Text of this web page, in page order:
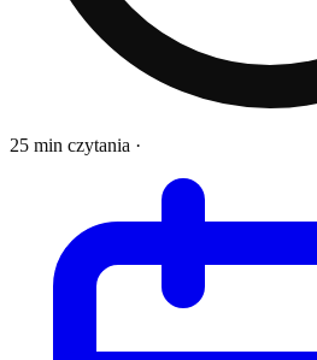
25 min czytania ·